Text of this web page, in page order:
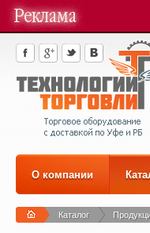
О компании
Каталог